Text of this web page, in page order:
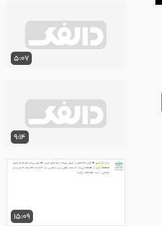
0
5:07
9:14
15:09